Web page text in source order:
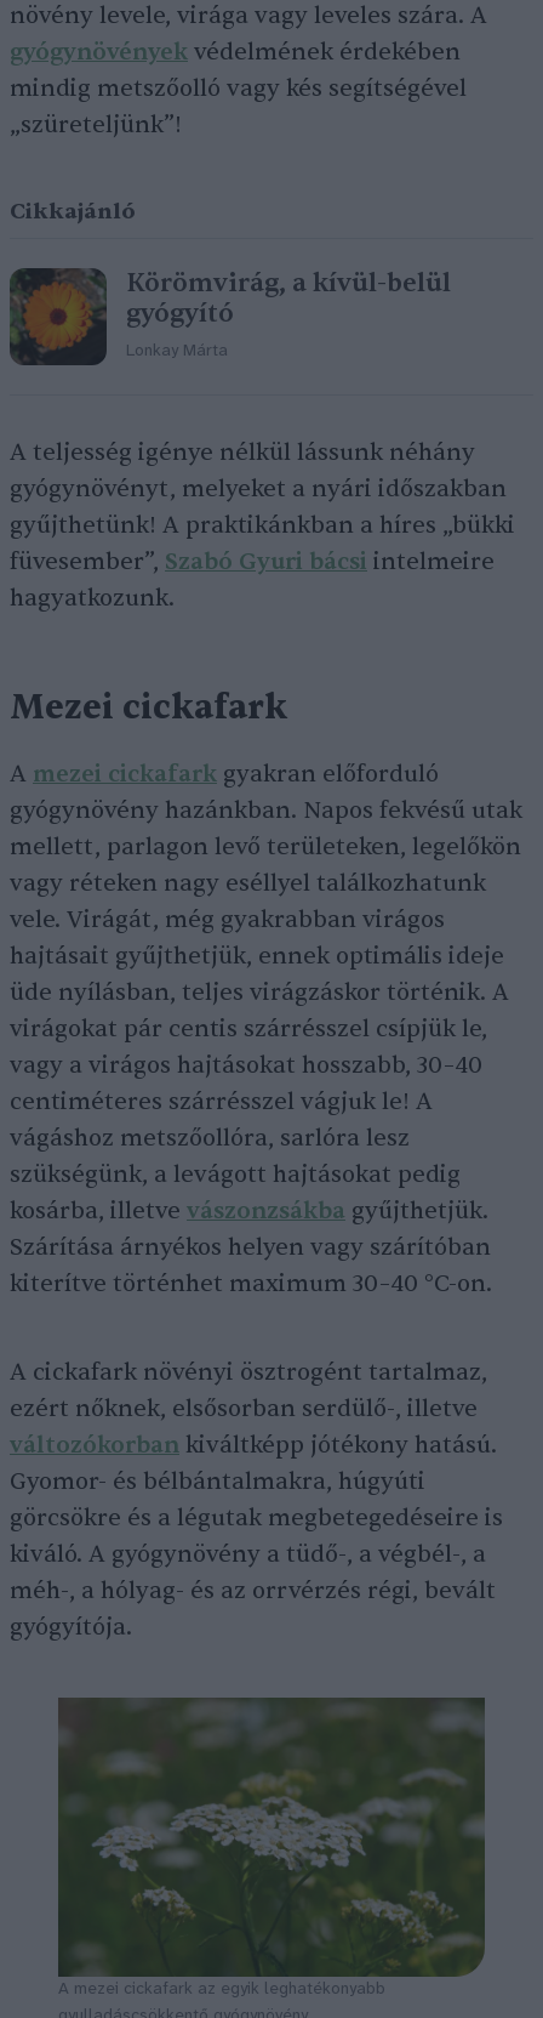
növény levele, virága vagy leveles szára. A
gyógynövények védelmének érdekében
mindig metszőolló vagy kés segítségével
„szüreteljünk”!
Cikkajánló
Körömvirág, a kívül-belül
gyógyító
Lonkay Márta
A teljesség igénye nélkül lássunk néhány
gyógynövényt, melyeket a nyári időszakban
gyűjthetünk! A praktikánkban a híres „bükki
füvesember”, Szabó Gyuri bácsi intelmeire
hagyatkozunk.
Mezei cickafark
A mezei cickafark gyakran előforduló
gyógynövény hazánkban. Napos fekvésű utak
mellett, parlagon levő területeken, legelőkön
vagy réteken nagy eséllyel találkozhatunk
vele. Virágát, még gyakrabban virágos
hajtásait gyűjthetjük, ennek optimális ideje
üde nyílásban, teljes virágzáskor történik. A
virágokat pár centis szárrésszel csípjük le,
vagy a virágos hajtásokat hosszabb, 30–40
centiméteres szárrésszel vágjuk le! A
vágáshoz metszőollóra, sarlóra lesz
szükségünk, a levágott hajtásokat pedig
kosárba, illetve vászonzsákba gyűjthetjük.
Szárítása árnyékos helyen vagy szárítóban
kiterítve történhet maximum 30–40 °C-on.
A cickafark növényi ösztrogént tartalmaz,
ezért nőknek, elsősorban serdülő-, illetve
változókorban kiváltképp jótékony hatású.
Gyomor- és bélbántalmakra, húgyúti
görcsökre és a légutak megbetegedéseire is
kiváló. A gyógynövény a tüdő-, a végbél-, a
méh-, a hólyag- és az orrvérzés régi, bevált
gyógyítója.
A mezei cickafark az egyik leghatékonyabb